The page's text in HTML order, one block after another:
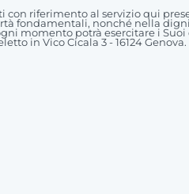
con riferimento al servizio qui
fondamentali, nonché nella
momento potrà esercitare i
in Vico Cicala 3 - 16124 Genova.